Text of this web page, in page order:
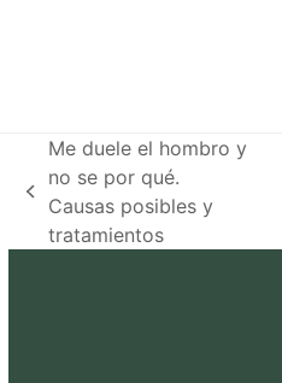
previous
post:
Me duele el hombro y
no se por qué.
Causas posibles y
tratamientos